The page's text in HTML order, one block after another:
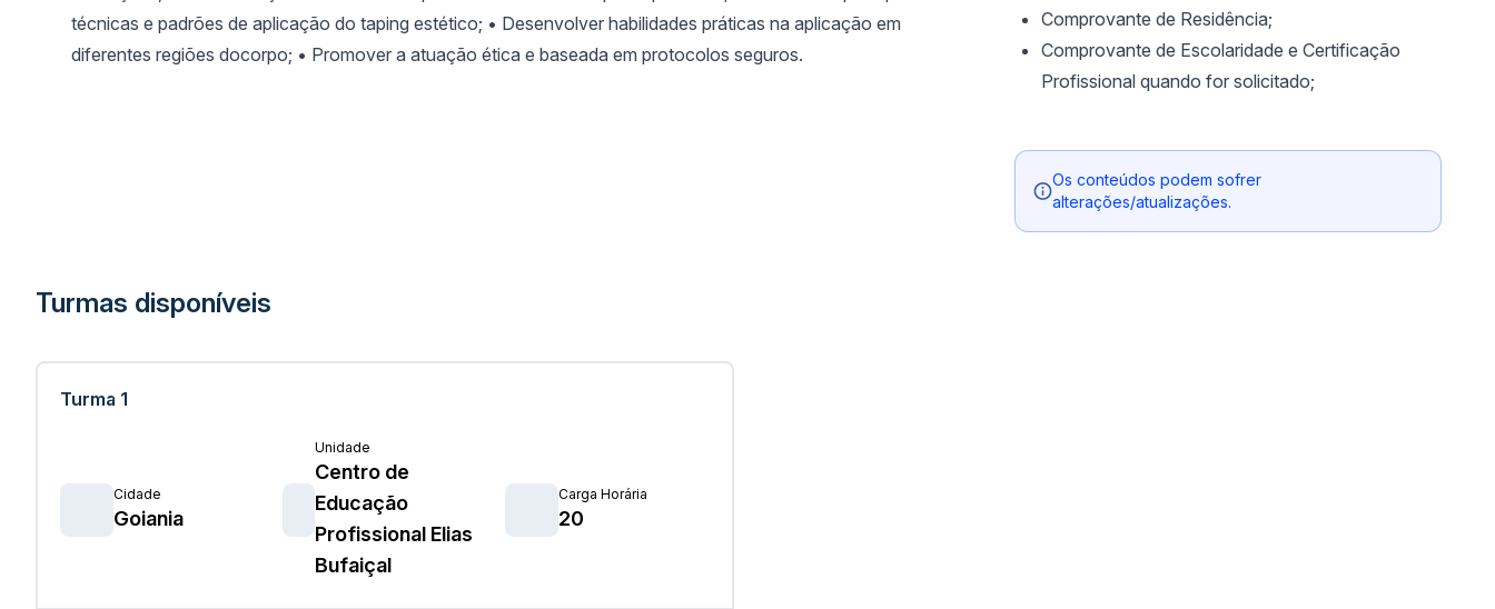
técnicas e padrões de aplicação do taping estético; • Desenvolver habilidades práticas na aplicação em
diferentes regiões docorpo; • Promover a atuação ética e baseada em protocolos seguros.
Comprovante de Residência;
Comprovante de Escolaridade e Certificação
Profissional quando for solicitado;
Os conteúdos podem sofrer
alterações/atualizações.
Turmas disponíveis
Turma 1
Cidade
Goiania
Unidade
Centro de
Educação
Profissional Elias
Bufaiçal
Carga Horária
20